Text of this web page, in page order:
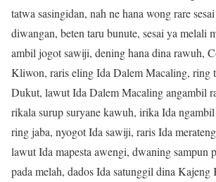
tatwa sasingidan, nah ne hana wong rare
diwangan, beten taru bunute, sesai ya melali
ambil jogot sawiji, dening hana dina rawuh,
Kliwon, raris eling Ida Dalem Macaling, ring
Dukut, lawut Ida Dalem Macaling angambil
rikala surup suryane kawuh, irika Ida
ring jaba, nyogot Ida sawiji, raris Ida
lawut Ida mapesta awengi, dwaning sampun
pada melah, dados Ida satunggil dina